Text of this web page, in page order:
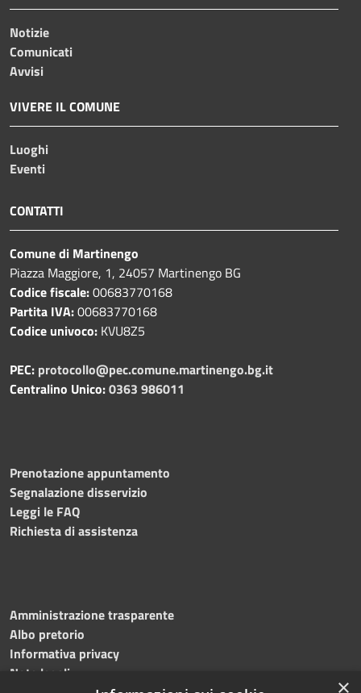
Notizie
Comunicati
Avvisi
VIVERE IL COMUNE
Luoghi
Eventi
CONTATTI
Comune di Martinengo
Piazza Maggiore, 1, 24057 Martinengo BG
Codice fiscale:00683770168
Partita IVA:00683770168
Codice univoco: KVU8Z5
PEC: protocollo@pec.comune.martinengo.bg.it
Centralino Unico:0363 986011
Prenotazione appuntamento
Segnalazione disservizio
Leggi le FAQ
Richiesta di assistenza
Amministrazione trasparente
Albo pretorio
Informativa privacy
Note legali
×